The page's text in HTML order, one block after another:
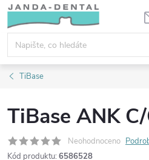
Přejít
obsah
TiBase
TiBase ANK
Neohodnoceno
Kód produktu: 6586528